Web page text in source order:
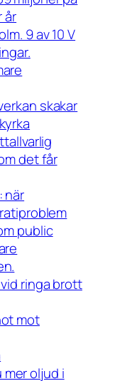
år
9 av 10 V
skakar
det får
när
public
ringa brott
mot
oljud i